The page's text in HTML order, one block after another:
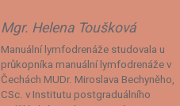
Mgr. Helena Toušková
Manuální lymfodrenáže studovala u
průkopníka manuální lymfodrenáže v
Čechách MUDr. Miroslava Bechyněho,
CSc. v Institutu postgraduálního